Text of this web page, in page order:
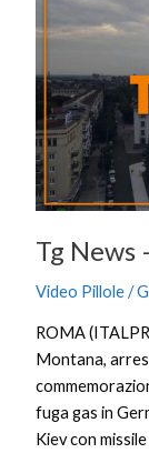
Tg News
Video Pillole/
ROMA
Montana,
fuga gas in
Kiev con
–